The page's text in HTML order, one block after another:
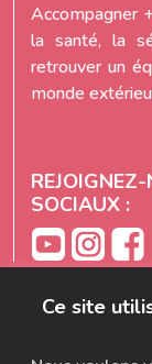
Accompagner
la santé, la
retrouver un
monde
SOCIAUX :
Les cours
Les séries
Ce site